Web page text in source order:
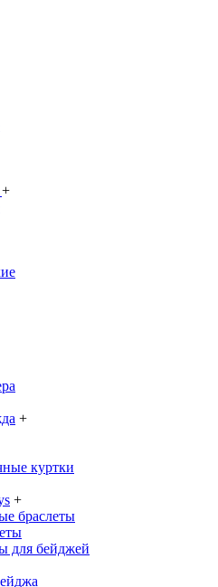
+
+
куртки
+
браслеты
для бейджей